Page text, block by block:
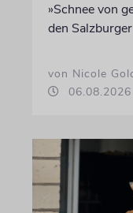
»Schnee von
den
von Nicole
06.08.2026